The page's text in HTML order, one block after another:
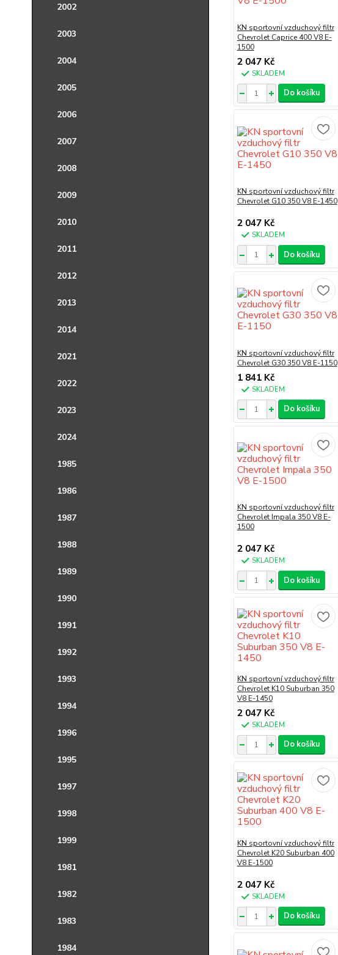
2002
2003
2004
2005
2006
2007
2008
2009
2010
2011
2012
2013
2014
2021
2022
2023
2024
1985
1986
1987
1988
1989
1990
1991
1992
1993
1994
1996
1995
1997
1998
1999
1981
1982
1983
1984
KN sportovní vzduchový filtr
Chevrolet Caprice 400 V8 E-
1500
2 047 Kč
SKLADEM
Do košíku
KN sportovní vzduchový filtr
Chevrolet G10 350 V8 E-1450
2 047 Kč
SKLADEM
Do košíku
KN sportovní vzduchový filtr
Chevrolet G30 350 V8 E-1150
1 841 Kč
SKLADEM
Do košíku
KN sportovní vzduchový filtr
Chevrolet Impala 350 V8 E-
1500
2 047 Kč
SKLADEM
Do košíku
KN sportovní vzduchový filtr
Chevrolet K10 Suburban 350
V8 E-1450
2 047 Kč
SKLADEM
Do košíku
KN sportovní vzduchový filtr
Chevrolet K20 Suburban 400
V8 E-1500
2 047 Kč
SKLADEM
Do košíku